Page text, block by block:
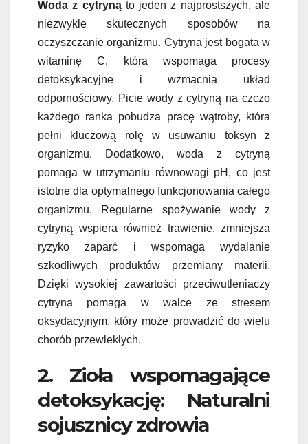
Woda z cytrynąto jeden z najprostszych, ale
niezwykle skutecznych sposobów na
oczyszczanie organizmu. Cytryna jest bogata w
witaminę C, która wspomaga procesy
detoksykacyjne i wzmacnia układ
odpornościowy. Picie wody z cytryną na czczo
każdego ranka pobudza pracę wątroby, która
pełni kluczową rolę w usuwaniu toksyn z
organizmu. Dodatkowo, woda z cytryną
pomaga w utrzymaniu równowagi pH, co jest
istotne dla optymalnego funkcjonowania całego
organizmu. Regularne spożywanie wody z
cytryną wspiera również trawienie, zmniejsza
ryzyko zaparć i wspomaga wydalanie
szkodliwych produktów przemiany materii.
Dzięki wysokiej zawartości przeciwutleniaczy
cytryna pomaga w walce ze stresem
oksydacyjnym, który może prowadzić do wielu
chorób przewlekłych.
2. Zioła wspomagające
detoksykację: Naturalni
sojusznicy zdrowia